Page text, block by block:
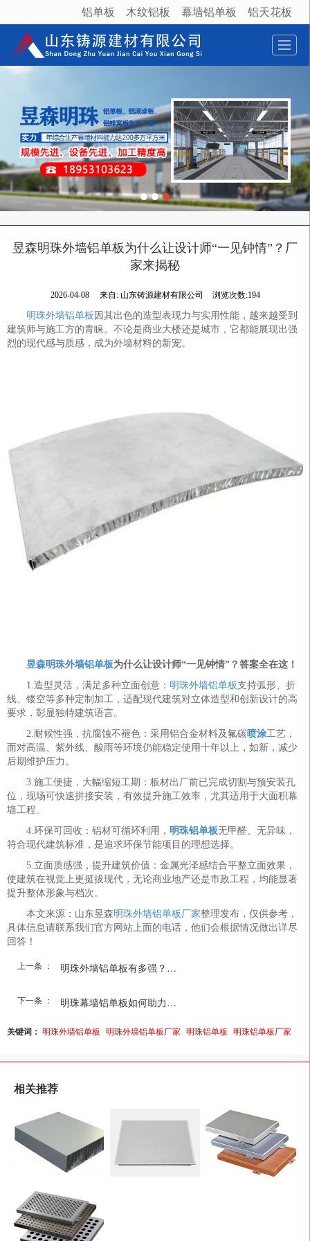
很遗憾，因您的浏览器版本过低导致无法获得最佳浏览体验，推荐下载安装谷歌浏览器！
铝单板 木纹铝板 幕墙铝单板 铝天花板
昱森明珠外墙铝单板为什么让设计师“一见钟情”？厂
家来揭秘
2026-04-08 来自: 山东铸源建材有限公司 浏览次数:194
明珠外墙铝单板 因其出色的造型表现力与实用性能，越来越受到
建筑师与施工方的青睐。不论是商业大楼还是城市，它都能展现出强
烈的现代感与质感，成为外墙材料的新宠。
昱森明珠外墙铝单板为什么让设计师“一见钟情”？答案全在这！
1.造型灵活，满足多种立面创意： 明珠外墙铝单板支持弧形、折
线、镂空等多种定制加工，适配现代建筑对立体造型和创新设计的高
要求，彰显独特建筑语言。
2.耐候性强，抗腐蚀不褪色：采用铝合金材料及氟碳喷涂工艺，
面对高温、紫外线、酸雨等环境仍能稳定使用十年以上，如新，减少
后期维护压力。
3.施工便捷，大幅缩短工期：板材出厂前已完成切割与预安装孔
位，现场可快速拼接安装，有效提升施工效率，尤其适用于大面积幕
墙工程。
4.环保可回收：铝材可循环利用， 明珠铝单板无甲醛、无异味，
符合现代建筑标准，是追求环保节能项目的理想选择。
5.立面质感强，提升建筑价值：金属光泽感结合平整立面效果，
使建筑在视觉上更挺拔现代，无论商业地产还是市政工程，均能显著
提升整体形象与档次。
本文来源：山东昱森明珠外墙铝单板厂家整理发布，仅供参考，
具体信息请联系我们官方网站上面的电话，他们会根据情况做出详尽
回答！
上一条 ： 明珠外墙铝单板有多强？建...
下一条 ： 明珠幕墙铝单板如何助力建...
关键词： 明珠外墙铝单板 明珠外墙铝单板厂家 明珠铝单板 明珠铝单板厂家
相关推荐